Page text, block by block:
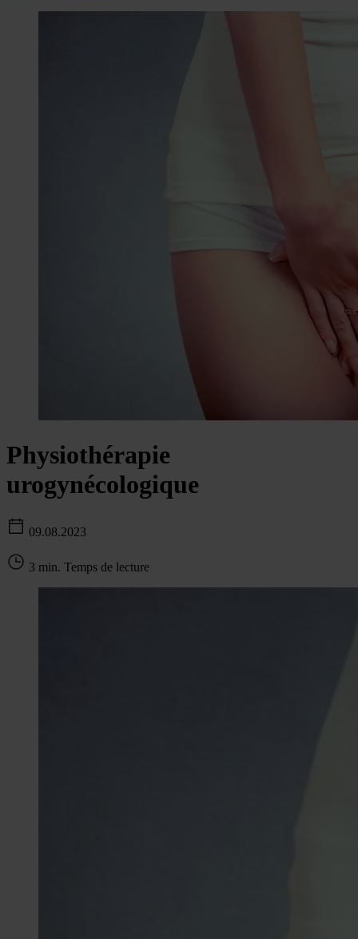
Physiothérapie
urogynécologique
09.08.2023
3 min. Temps de lecture